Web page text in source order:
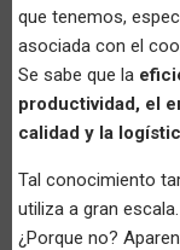
que tenemos,
asociada con el
Se sabe que la
productividad, el
calidad y la
Tal conocimiento
utiliza a gran escala.
¿Porque no?